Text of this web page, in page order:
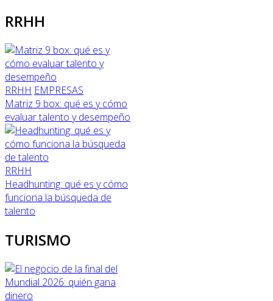
RRHH
RRHH EMPRESAS
Matriz 9 box: qué es y cómo
evaluar talento y desempeño
RRHH
Headhunting: qué es y cómo
funciona la búsqueda de
talento
TURISMO